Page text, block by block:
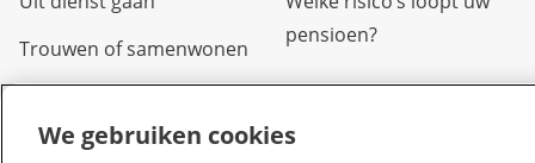
Trouwen of samenwonen
Overlijden
pensioen?
We gebruiken cookies